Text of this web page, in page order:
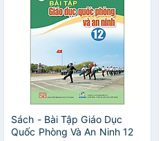
Sách - Bài Tập Giáo Dục
Quốc Phòng Và An Ninh 12